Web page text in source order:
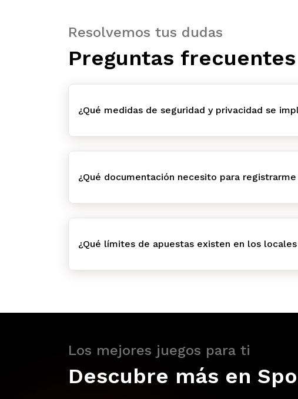
Resolvemos tus dudas
Preguntas frecuentes
¿Qué medidas de seguridad y privacidad se
¿Qué documentación necesito para
¿Qué límites de apuestas existen en los
Los mejores juegos para ti
Descubre más en